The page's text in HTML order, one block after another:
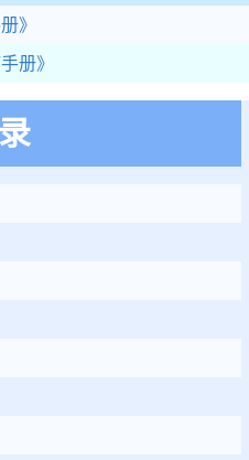
》
册》